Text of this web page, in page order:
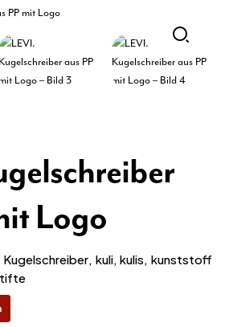
Logo
Kugelschreiber, kuli, kulis kunststoff
Preisspanne: